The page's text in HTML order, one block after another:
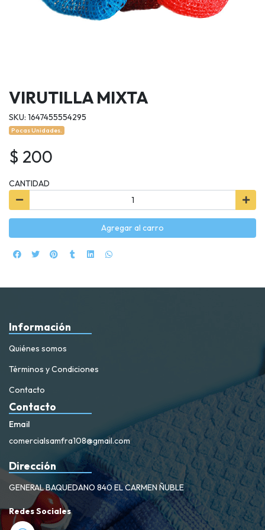
VIRUTILLA MIXTA
SKU: 1647455554295
Pocas Unidades.
$ 200
CANTIDAD
Agregar al carro
Información
Quiénes somos
Términos y Condiciones
Contacto
Contacto
Email
comercialsamfra108@gmail.com
Dirección
GENERAL BAQUEDANO 840 EL CARMEN ÑUBLE
Redes Sociales